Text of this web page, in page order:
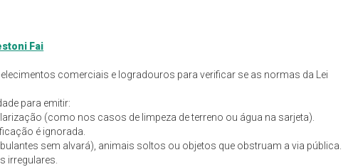
Fai
comerciais e logradouros para verificar se as normas da Lei
para emitir:
(como nos casos de limpeza de terreno ou água na sarjeta).
é ignorada.
sem alvará), animais soltos ou objetos que obstruam a via pública.
irregulares.